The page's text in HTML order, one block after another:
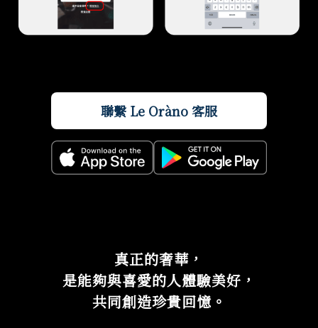
聯繫 Le Oràno 客服
真正的奢華，
是能夠與喜愛的人體驗美好，
共同創造珍貴回憶。